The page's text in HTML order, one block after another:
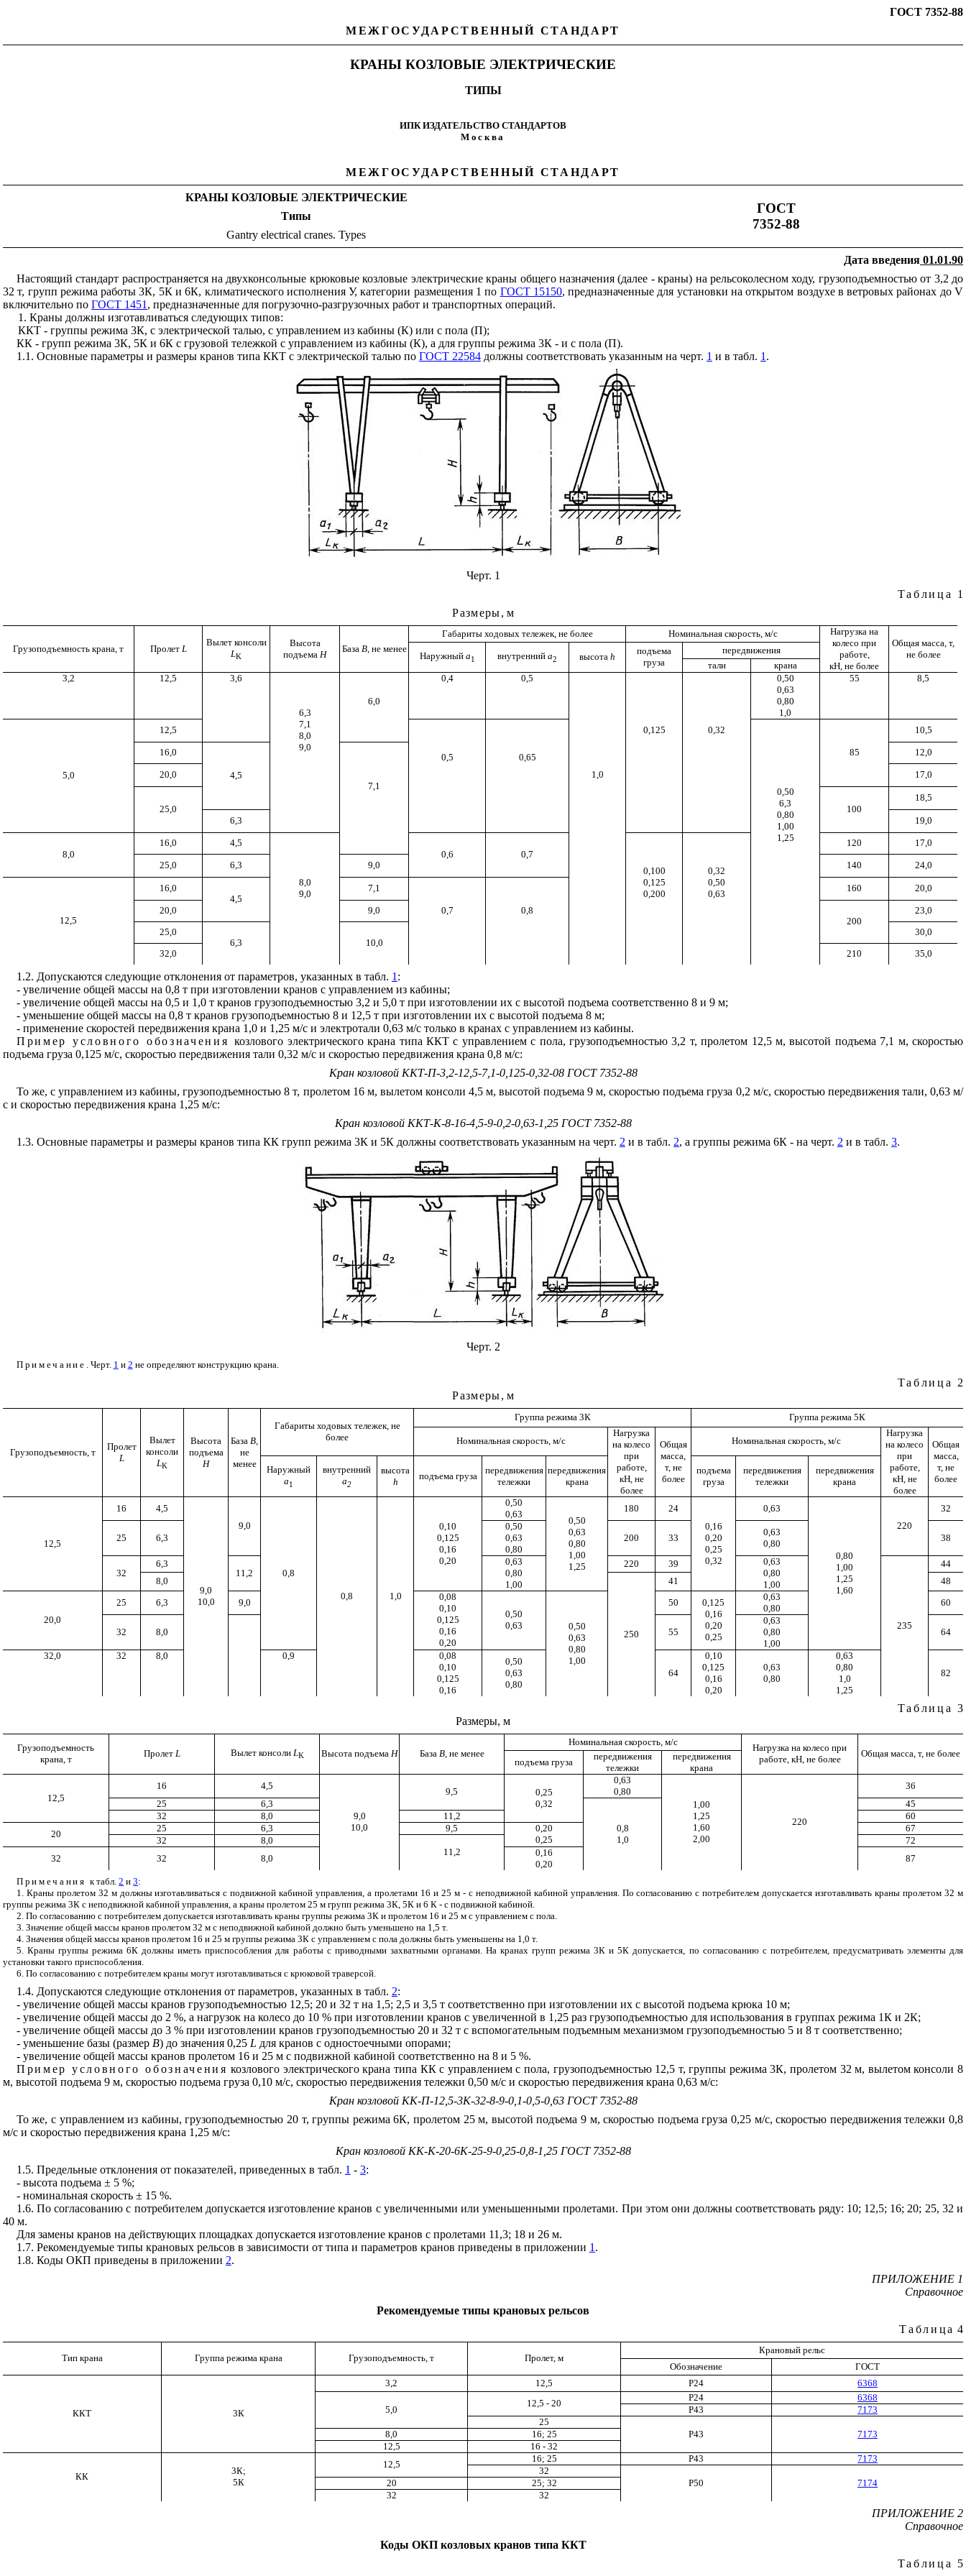
ГОСТ 7352-88
МЕЖГОСУДАРСТВЕННЫЙ СТАНДАРТ
КРАНЫ КОЗЛОВЫЕ ЭЛЕКТРИЧЕСКИЕ
ТИПЫ
ИПК ИЗДАТЕЛЬСТВО СТАНДАРТОВ
Москва
МЕЖГОСУДАРСТВЕННЫЙ СТАНДАРТ
КРАНЫ КОЗЛОВЫЕ ЭЛЕКТРИЧЕСКИЕ
Типы
Gantry electrical cranes. Types
ГОСТ
7352-88
Дата введения 01.01.90
Настоящий стандарт распространяется на двухконсольные крюковые козловые электрические краны общего назначения (далее - краны) на рельсоколесном ходу, грузоподъемностью от 3,2 до
32 т, групп режима работы 3К, 5К и 6К, климатического исполнения У, категории размещения 1 по ГОСТ 15150, предназначенные для установки на открытом воздухе в ветровых районах до V
включительно по ГОСТ 1451 , предназначенные для погрузочно-разгрузочных работ и транспортных операций.
1. Краны должны изготавливаться следующих типов:
ККТ - группы режима 3К, с электрической талью, с управлением из кабины (К) или с пола (П);
КК - групп режима 3К, 5К и 6К с грузовой тележкой с управлением из кабины (К), а для группы режима 3К - и с пола (П).
1.1. Основные параметры и размеры кранов типа ККТ с электрической талью по ГОСТ 22584должны соответствовать указанным на черт. 1 и в табл. 1 .
Черт. 1
Таблица 1
Размеры, м
Грузоподъемность крана, т Пролет L
Вылет консоли
LK
Высота
подъема H
База В, не менее
Габариты ходовых тележек, не более Номинальная скорость, м/с
Нагрузка на
колесо при
работе,
кН, не более
Общая масса, т,
не более
Наружный а1 внутренний а2 высота h
подъема
груза
передвижения
тали
крана
3,2
12,5 3,6 0,4 0,5 0,50 55
8,5
0,63
6,0
0,80
6,3
1,0
5,0
12,5
7,1
0,125 0,32
85
10,5
8,0
16,0
4,5
9,0
0,5
0,65 12,0
20,0 1,0
17,0
7,1
25,0
0,50
100
18,5
6,3
6,3
0,80
19,0
1,00
8,0
16,0
4,5
0,6
0,7
0,100
0,32
1,25 120 17,0
25,0 6,3 9,0 140
24,0
8,0
12,5
16,0
4,5
7,1
0,125 0,50
160 20,0
9,0 0,200
0,63
20,0
9,0 0,7
0,8
200
23,0
25,0
6,3
10,0
30,0
32,0
210 35,0
1.2. Допускаются следующие отклонения от параметров, указанных в табл. 1 :
- увеличение общей массы на 0,8 т при изготовлении кранов с управлением из кабины;
- увеличение общей массы на 0,5 и 1,0 т кранов грузоподъемностью 3,2 и 5,0 т при изготовлении их с высотой подъема соответственно 8 и 9 м;
- уменьшение общей массы на 0,8 т кранов грузоподъемностью 8 и 12,5 т при изготовлении их с высотой подъема 8 м;
- применение скоростей передвижения крана 1,0 и 1,25 м/с и электротали 0,63 м/с только в кранах с управлением из кабины.
Пример условного обозначениякозлового электрического крана типа ККТ с управлением с пола, грузоподъемностью 3,2 т, пролетом 12,5 м, высотой подъема 7,1 м, скоростью
подъема груза 0,125 м/с, скоростью передвижения тали 0,32 м/с и скоростью передвижения крана 0,8 м/с:
Кран козловой ККТ-П-3,2-12,5-7,1-0,125-0,32-08 ГОСТ 7352-88
То же, с управлением из кабины, грузоподъемностью 8 т, пролетом 16 м, вылетом консоли 4,5 м, высотой подъема 9 м, скоростью подъема груза 0,2 м/с, скоростью передвижения тали, 0,63 м/
с и скоростью передвижения крана 1,25 м/с:
Кран козловой ККТ-К-8-16-4,5-9-0,2-0,63-1,25 ГОСТ 7352-88
1.3. Основные параметры и размеры кранов типа КК групп режима 3К и 5К должны соответствовать указанным на черт. 2 и в табл. 2, а группы режима 6К - на черт. 2 и в табл. 3.
Черт. 2
Примечание . Черт. 1 и 2 не определяют конструкцию крана.
Таблица 2
Размеры, м
Грузоподъемность, т
Пролет
L
Вылет
консоли
LK
Высота
подъема
Н
База В,
не
менее
Габариты ходовых тележек, не
более
Группа режима 3К Группа режима 5К
Номинальная скорость, м/с
Нагрузка
на колесо
при
работе,
кН, не
более
Общая
масса,
т, не
более
Номинальная скорость, м/с
Нагрузка
на колесо
при
работе,
кН, не
более
Общая
масса,
т, не
более
Наружный
а1
внутренний
а2
высота
h
подъема груза
передвижения
тележки
передвижения
крана
подъема
груза
передвижения
тележки
передвижения
крана
12,5
16 4,5
9,0
10,0
9,0
0,8
0,8 1,0
0,10
0,125
0,16
0,20
0,50
0,63
0,50
0,63
0,80
1,00
1,25
180
24
0,16
0,20
0,25
0,32
0,63
0,80
1,00
1,25
1,60
220
32
25 6,3
0,50
0,63
0,80
200 33
0,63
0,80
38
32
6,3
11,2
0,63
0,80
1,00
220 39
0,63
0,80
1,00
235
44
8,0
250
41 48
20,0
25 6,3 9,0
0,08
0,10
0,125
0,16
0,20
0,50
0,63
0,50
0,63
0,80
1,00
50
0,125
0,16
0,20
0,25
0,63
0,80
60
32 8,0 55
0,63
0,80
1,00
64
32,0 32 8,0 0,9
0,08
0,10
0,125
0,16
0,50
0,63
0,80
64
0,10
0,125
0,16
0,20
0,63
0,80
0,63
0,80
1,0
1,25
82
Таблица 3
Размеры, м
Грузоподъемность
крана, т
Пролет L Вылет консоли LK Высота подъема Н База В, не менее
Номинальная скорость, м/с
Нагрузка на колесо при
работе, кН, не более
Общая масса, т, не более
подъема груза
передвижения
тележки
передвижения
крана
12,5
16 4,5
9,0
10,0
9,5
0,25
0,32
0,63
0,80
1,00
1,25
1,60
2,00
220
36
25
6,3
0,8
1,0
45
32
8,0 11,2
60
20
25 6,3 9,5
0,20
0,25
67
32
8,0
11,2
72
32
32 8,0
0,16
0,20
87
Примечанияк табл.2 и3:
1. Краны пролетом 32 м должны изготавливаться с подвижной кабиной управления, а пролетами 16 и 25 м - с неподвижной кабиной управления. По согласованию с потребителем допускается изготавливать краны пролетом 32 м
группы режима 3К с неподвижной кабиной управления, а краны пролетом 25 м групп режима 3К, 5К и 6 К - с подвижной кабиной.
2. По согласованию с потребителем допускается изготавливать краны группы режима 3К и пролетом 16 и 25 м с управлением с пола.
3. Значение общей массы кранов пролетом 32 м с неподвижной кабиной должно быть уменьшено на 1,5 т.
4. Значения общей массы кранов пролетом 16 и 25 м группы режима 3К с управлением с пола должны быть уменьшены на 1,0 т.
5. Краны группы режима 6К должны иметь приспособления для работы с приводными захватными органами. На кранах групп режима 3К и 5К допускается, по согласованию с потребителем, предусматривать элементы для
установки такого приспособления.
6. По согласованию с потребителем краны могут изготавливаться с крюковой траверсой.
1.4. Допускаются следующие отклонения от параметров, указанных в табл. 2:
- увеличение общей массы кранов грузоподъемностью 12,5; 20 и 32 т на 1,5; 2,5 и 3,5 т соответственно при изготовлении их с высотой подъема крюка 10 м;
- увеличение общей массы до 2 %, а нагрузок на колесо до 10 % при изготовлении кранов с увеличенной в 1,25 раз грузоподъемностью для использования в группах режима 1К и 2К;
- увеличение общей массы до 3 % при изготовлении кранов грузоподъемностью 20 и 32 т с вспомогательным подъемным механизмом грузоподъемностью 5 и 8 т соответственно;
- уменьшение базы (размер В) до значения 0,25 L для кранов с одностоечными опорами;
- увеличение общей массы кранов пролетом 16 и 25 м с подвижной кабиной соответственно на 8 и 5 %.
Пример условного обозначения козлового электрического крана типа КК с управлением с пола, грузоподъемностью 12,5 т, группы режима 3К, пролетом 32 м, вылетом консоли 8
м, высотой подъема 9 м, скоростью подъема груза 0,10 м/с, скоростью передвижения тележки 0,50 м/с и скоростью передвижения крана 0,63 м/с:
Кран козловой КК-П-12,5-3К-32-8-9-0,1-0,5-0,63 ГОСТ 7352-88
То же, с управлением из кабины, грузоподъемностью 20 т, группы режима 6К, пролетом 25 м, высотой подъема 9 м, скоростью подъема груза 0,25 м/с, скоростью передвижения тележки 0,8
м/с и скоростью передвижения крана 1,25 м/с:
Кран козловой КК-К-20-6К-25-9-0,25-0,8-1,25 ГОСТ 7352-88
1.5. Предельные отклонения от показателей, приведенных в табл. 1 - 3:
- высота подъема ± 5 %;
- номинальная скорость ± 15 %.
1.6. По согласованию с потребителем допускается изготовление кранов с увеличенными или уменьшенными пролетами. При этом они должны соответствовать ряду: 10; 12,5; 16; 20; 25, 32 и
40 м.
Для замены кранов на действующих площадках допускается изготовление кранов с пролетами 11,3; 18 и 26 м.
1.7. Рекомендуемые типы крановых рельсов в зависимости от типа и параметров кранов приведены в приложении 1 .
1.8. Коды ОКП приведены в приложении 2.
ПРИЛОЖЕНИЕ 1
Справочное
Рекомендуемые типы крановых рельсов
Таблица 4
Тип крана Группа режима крана Грузоподъемность, т Пролет, м
Крановый рельс
Обозначение
ГОСТ
ККТ 3К
3,2 12,5 Р24 6368
5,0
12,5 - 20
Р24
6368
Р43
7173
25
Р43
7173
8,0
16; 25
12,5
16 - 32
КК
3К;
5К
12,5
16; 25 Р43
7173
32
Р50
7174
20
25; 32
32
32
ПРИЛОЖЕНИЕ 2
Справочное
Коды ОКП козловых кранов типа ККТ
Таблица 5